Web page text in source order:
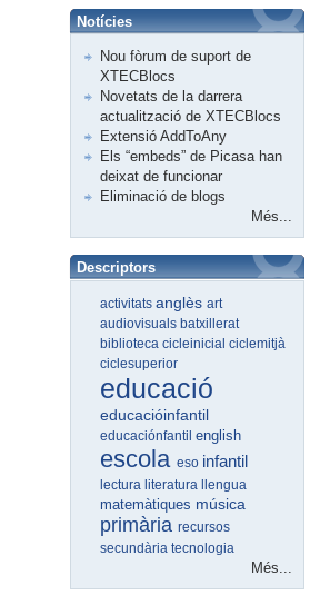
Notícies
Nou fòrum de suport de
XTECBlocs
Novetats de la darrera
actualització de XTECBlocs
Extensió AddToAny
Els “embeds” de Picasa han
deixat de funcionar
Eliminació de blogs
Més...
Descriptors
activitatsanglèsart
audiovisualsbatxillerat
bibliotecacicleinicialciclemitjà
ciclesuperior
educació
educacióinfantil
educaciónfantilenglish
escolaeso infantil
lecturaliteraturallengua
matemàtiques música
primàriarecursos
secundàriatecnologia
Més...